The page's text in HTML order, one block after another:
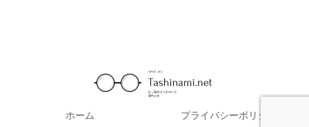
ホーム プライバシーポリシー